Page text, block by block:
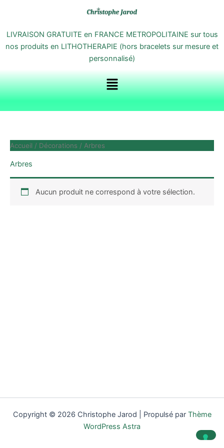
contenu
LIVRAISON GRATUITE en FRANCE METROPOLITAINE sur tous
nos produits en LITHOTHERAPIE (hors bracelets sur mesure et
personnalisé)
Menu
Accueil / Décorations / Arbres
Arbres
Aucun produit ne correspond à votre sélection.
Copyright © 2026 Christophe Jarod | Propulsé par Thème
WordPress Astra